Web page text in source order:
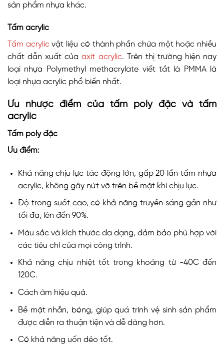
sản phẩm nhựa khác.
Tấm acrylic
Tấm acrylic vật liệu có thành phần chứa một hoặc nhiều
chất dẫn xuất củaaxit acrylic. Trên thị trường hiện nay
loại nhựa Polymethyl methacrylate viết tắt là PMMA là
loại nhựa acrylic phổ biến nhất.
Ưu nhược điểm của tấm poly đặc và tấm
acrylic
Tấm poly đặc
Ưu điểm:
Khả năng chịu lực tác động lớn, gấp 20 lần tấm nhựa
acrylic, không gây nứt vỡ trên bề mặt khi chịu lực.
Độ trong suốt cao, có khả năng truyền sáng gần như
tối đa, lên đến 90%.
Màu sắc và kích thước đa dạng, đảm bảo phù hợp với
các tiêu chí của mọi công trình.
Khả năng chịu nhiệt tốt trong khoảng từ -40C đến
120C.
Cách âm hiệu quả.
Bề mặt nhẵn, bóng, giúp quá trình vệ sinh sản phẩm
được diễn ra thuận tiện và dễ dàng hơn.
Có khả năng uốn dẻo tốt.